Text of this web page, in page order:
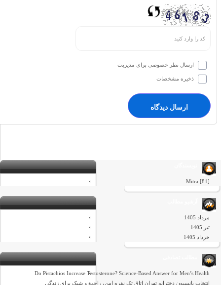
ارسال نظر خصوصی برای مدیریت
ذخیره مشخصات
Mitra [81]
مرداد 1405
تیر 1405
خرداد 1405
Do Pistachios Increase Testosterone? Science-Based Answer for Men’s Health
انتخاب پانسیون دخترانه تهران اتاق تک نفره امن، راحت و شیک برای زندگی